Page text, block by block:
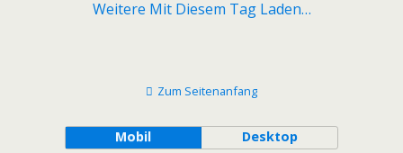
Weitere Mit Diesem Tag Laden…
Zum Seitenanfang
Mobil Desktop